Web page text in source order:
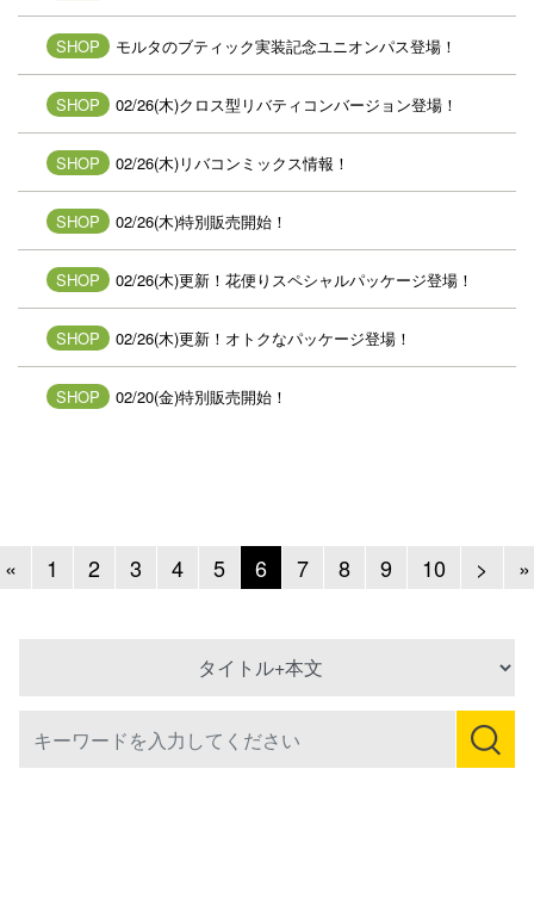
SHOP モルタのブティック実装記念ユニオンパス登場！
SHOP 02/26(木)クロス型リバティコンバージョン登場！
SHOP 02/26(木)リバコンミックス情報！
SHOP 02/26(木)特別販売開始！
SHOP 02/26(木)更新！花便りスペシャルパッケージ登場！
SHOP 02/26(木)更新！オトクなパッケージ登場！
SHOP 02/20(金)特別販売開始！
«Previous
1 2 3 4 5 6 7 8 9 10 > Next
»